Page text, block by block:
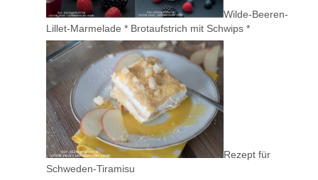
Wilde-Beeren-
Lillet-Marmelade * Brotaufstrich mit Schwips *
Rezept für
Schweden-Tiramisu